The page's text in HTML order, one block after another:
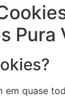
Pura
em quase